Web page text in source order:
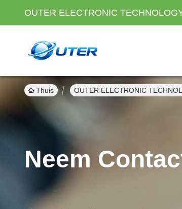
OUTER ELECTRONIC
Thuis OUTER ELECTRONIC
Neem